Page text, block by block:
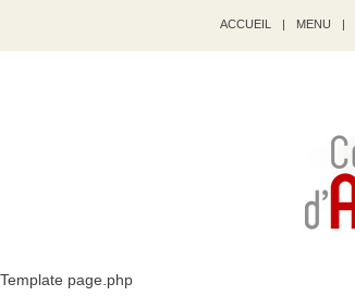
ACCUEIL | MENU |
Template page.php